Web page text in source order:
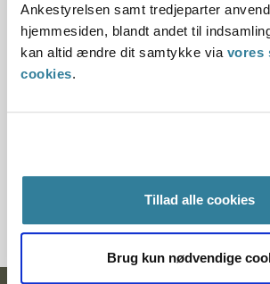
Ankestyrelsen samt tredjeparter
hjemmesiden, blandt andet til
kan altid ændre dit samtykke via vores
cookies.
Tillad alle cookies
Brug kun nødvendige
Denne principafgørelse er kasseret
december 2016, da den ikke længere
Paragraf